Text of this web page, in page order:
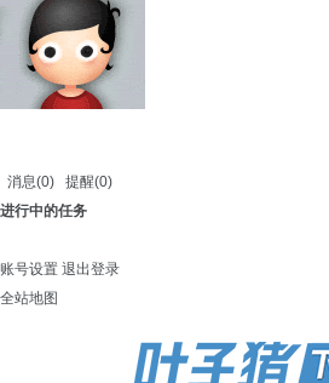
消息(0) 提醒(0)
进行中的任务
账号设置 退出登录
全站地图